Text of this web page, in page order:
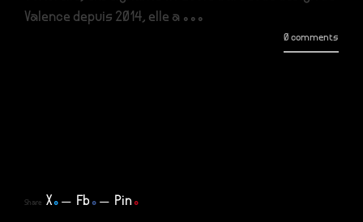
Valence depuis 2014, elle a ...
0 comments
Share X. Fb. Pin.